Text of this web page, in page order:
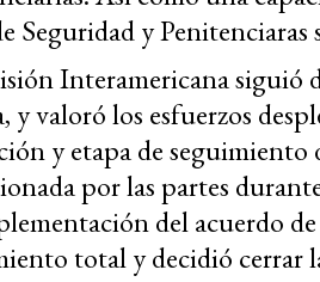
Seguridad y
Interamericana siguió
y valoró los esfuerzos
y etapa de
por las partes
del acuerdo
total y decidió cerrar